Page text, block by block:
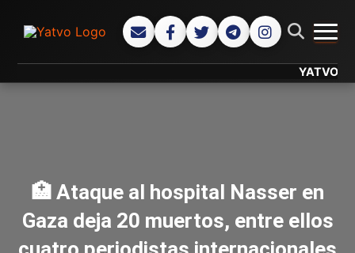
YATVO...
🏥 Ataque al hospital Nasser en
Gaza deja 20 muertos, entre ellos